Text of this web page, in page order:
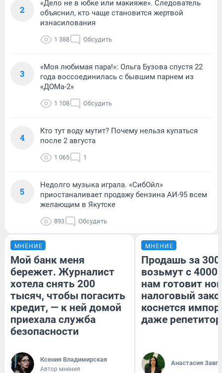
2
«Дело не в юбке или макияже». Следователь
объяснил, кто чаще становится жертвой
изнасилования
1 388 Обсудить
3
«Моя любимая пара!»: Ольга Бузова спустя 22
года воссоединилась с бывшим парнем из
«ДОМа-2»
1 108 Обсудить
4
Кто тут воду мутит? Почему нельзя купаться
после 2 августа
1 065 1
5
Недолго музыка играла. «СибОйл»
приостаналивает продажу бензина АИ-95 всем
желающим в Якутске
893 Обсудить
МНЕНИЕ
Мой банк меня
бережет. Журналист
хотела снять 200
тысяч, чтобы погасить
кредит, — к ней домой
приехала служба
безопасности
Ксения Владимирская
Автор мнения
МНЕНИЕ
Продашь за
возьмут с
нам готовит
налоговый
коснется
даже
Анастасия